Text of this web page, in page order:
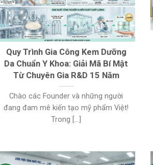
Quy Trình Gia Công Kem Dưỡng
Da Chuẩn Y Khoa: Giải Mã Bí Mật
Từ Chuyên Gia R&D 15 Năm
Chào các Founder và những người
đang đam mê kiến tạo mỹ phẩm Việt!
Trong [...]